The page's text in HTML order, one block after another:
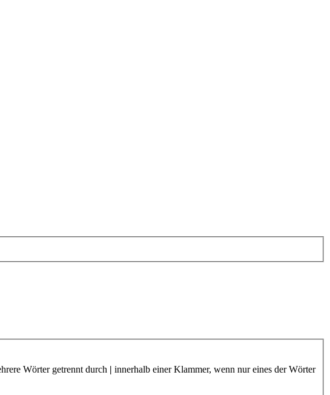
Wörter getrennt durch | innerhalb einer Klammer, wenn nur eines der Wörter